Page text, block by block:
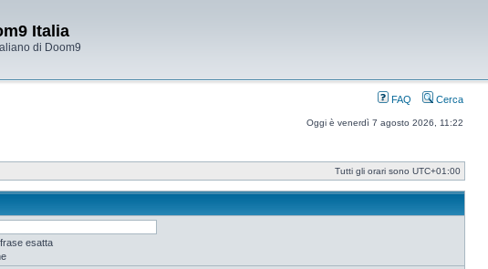
Italia
di Doom9
FAQ Cerca
Oggi è venerdì 7 agosto 2026, 11:22
Tutti gli orari sono UTC+01:00
esatta